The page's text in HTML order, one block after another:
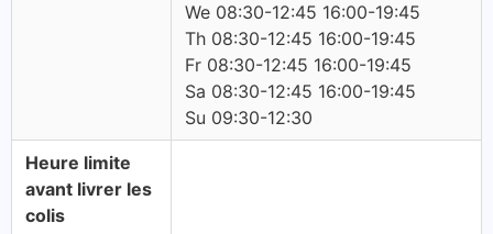
We 08:30-12:45 16:00-19:45
Th 08:30-12:45 16:00-19:45
Fr 08:30-12:45 16:00-19:45
Sa 08:30-12:45 16:00-19:45
Su 09:30-12:30
Heure limite
avant livrer les
colis